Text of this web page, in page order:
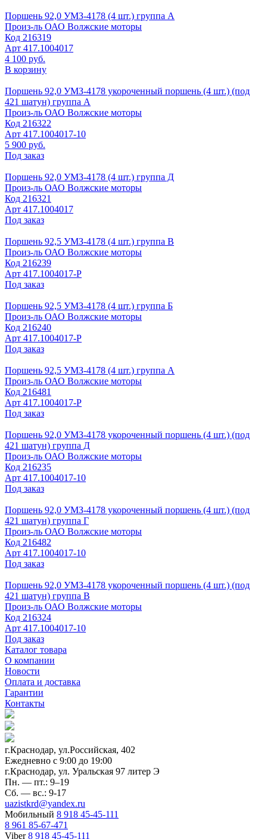
Поршень 92,0 УМЗ-4178 (4 шт.) группа А
Произ-ль ОАО Волжские моторы
Код 216319
Арт 417.1004017
4 100 руб.
В корзину
Поршень 92,0 УМЗ-4178 укороченный поршень (4 шт.) (под
421 шатун) группа А
Произ-ль ОАО Волжские моторы
Код 216322
Арт 417.1004017-10
5 900 руб.
Под заказ
Поршень 92,0 УМЗ-4178 (4 шт.) группа Д
Произ-ль ОАО Волжские моторы
Код 216321
Арт 417.1004017
Под заказ
Поршень 92,5 УМЗ-4178 (4 шт.) группа В
Произ-ль ОАО Волжские моторы
Код 216239
Арт 417.1004017-Р
Под заказ
Поршень 92,5 УМЗ-4178 (4 шт.) группа Б
Произ-ль ОАО Волжские моторы
Код 216240
Арт 417.1004017-Р
Под заказ
Поршень 92,5 УМЗ-4178 (4 шт.) группа А
Произ-ль ОАО Волжские моторы
Код 216481
Арт 417.1004017-Р
Под заказ
Поршень 92,0 УМЗ-4178 укороченный поршень (4 шт.) (под
421 шатун) группа Д
Произ-ль ОАО Волжские моторы
Код 216235
Арт 417.1004017-10
Под заказ
Поршень 92,0 УМЗ-4178 укороченный поршень (4 шт.) (под
421 шатун) группа Г
Произ-ль ОАО Волжские моторы
Код 216482
Арт 417.1004017-10
Под заказ
Поршень 92,0 УМЗ-4178 укороченный поршень (4 шт.) (под
421 шатун) группа В
Произ-ль ОАО Волжские моторы
Код 216324
Арт 417.1004017-10
Под заказ
Каталог товара
О компании
Новости
Оплата и доставка
Гарантии
Контакты
г.Краснодар, ул.Российская, 402
Ежедневно c 9:00 до 19:00
г.Краснодар, ул. Уральская 97 литер Э
Пн. — пт.: 9–19
Сб. — вс.: 9-17
uazistkrd@yandex.ru
Мобильный 8 918 45-45-111
8 961 85-67-471
Viber8 918 45-45-111